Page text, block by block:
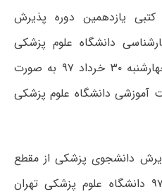
یازدهمین دوره پذیرش
دانشگاه علوم پزشکی
تهران از روز سه شنبه ۲۹ تا چهارشنبه ۳۰ خرداد ۹۷ به صورت
آموزشی دانشگاه علوم پزشکی
دانشجوی پزشکی از مقطع
کارشناسی سال تحصیلی ۹۸-۹۷ دانشگاه علوم پزشکی تهران